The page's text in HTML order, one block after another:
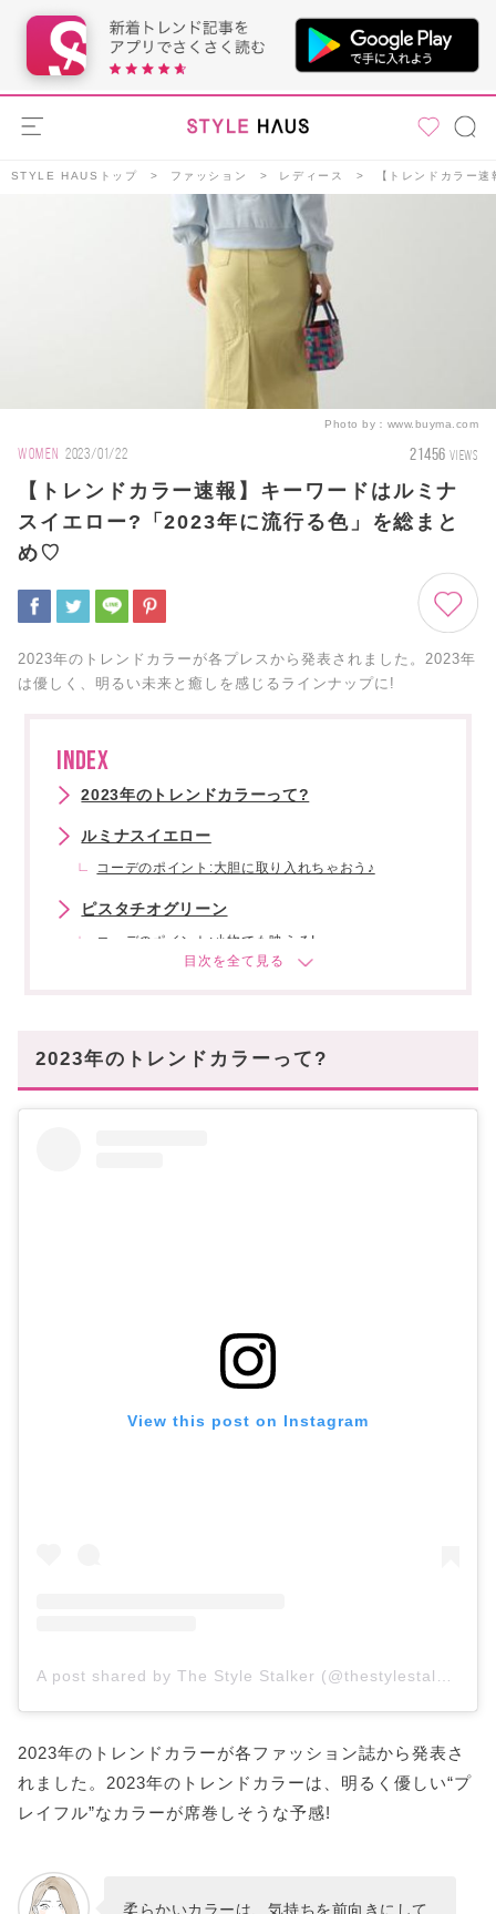
STYLE HAUSトップ ファッション レディース 【トレンドカラー
Photo by： www.buyma.com
WOMEN 2023/01/22 21456 VIEWS
【トレンドカラー速報】キーワードはルミナ
スイエロー?「2023年に流行る色」を総まと
め♡
2023年のトレンドカラーが各プレスから発表されました。2023年
は優しく、明るい未来と癒しを感じるラインナップに!
INDEX
2023年のトレンドカラーって?
ルミナスイエロー
コーデのポイント:大胆に取り入れちゃおう♪
ピスタチオグリーン
コーデのポイント:小物でも映える!
シャーベットカラー
コーデのポイント:顔周りに置くのが吉◎
2023年のトレンドカラーって?
View this post on Instagram
2023年のトレンドカラーが各ファッション誌から発表さ
れました。2023年のトレンドカラーは、明るく優しい“プ
レイフル”なカラーが席巻しそうな予感!
柔らかいカラーは、気持ちを前向きにして